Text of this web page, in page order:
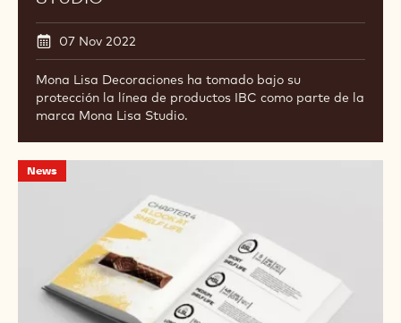
07 Nov 2022
Mona Lisa Decoraciones ha tomado bajo su
protección la línea de productos IBC como parte de la
marca Mona Lisa Studio.
News
"Chocolatier's
final